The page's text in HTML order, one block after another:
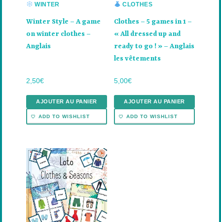
WINTER
Winter Style – A game
on winter clothes –
Anglais
2,50€
AJOUTER AU PANIER
ADD TO WISHLIST
CLOTHES
Clothes – 5 games in 1 –
« All dressed up and
ready to go ! » – Anglais
les vêtements
5,00€
AJOUTER AU PANIER
ADD TO WISHLIST